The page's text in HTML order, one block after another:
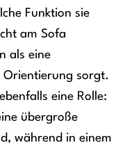
Funktion sie
am Sofa
als eine
Orientierung sorgt.
eine Rolle:
übergroße
während in einem